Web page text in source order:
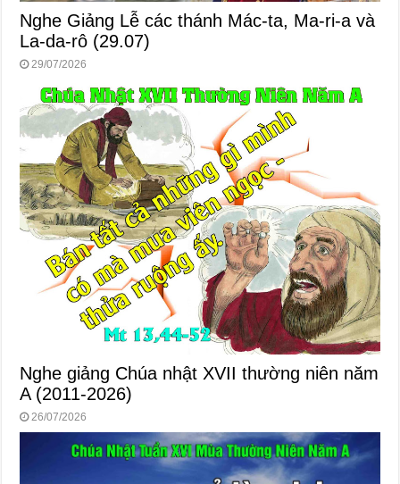
Nghe Giảng Lễ các thánh Mác-ta, Ma-ri-a và
La-da-rô (29.07)
29/07/2026
Nghe giảng Chúa nhật XVII thường niên năm
A (2011-2026)
26/07/2026